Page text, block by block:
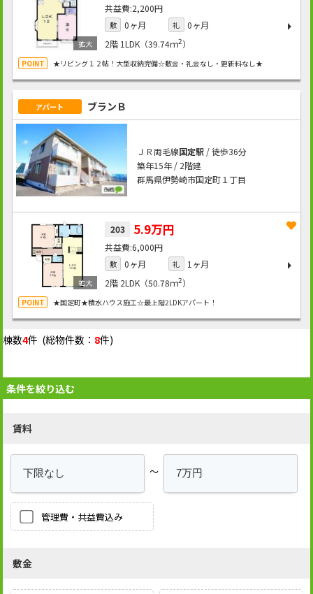
2,200円
敷 0ヶ月 礼
0ヶ月
2階 1LDK（39.74ｍ2）
★リビング１２帖！大型収納完備☆敷金・礼金なし・更新料なし★
アパート ブランＢ
ＪＲ両毛線国定駅/ 徒歩36分
築年15年 / 2階建
群馬県伊勢崎市国定町１丁目
203 5.9万円
6,000円
敷 0ヶ月 礼
1ヶ月
2階 2LDK（50.78ｍ2）
★国定町★積水ハウス施工☆最上階2LDKアパート！
棟数4件 (総物件数： 8件)
条件を絞り込む
賃料
～
管理費・共益費込み
敷金